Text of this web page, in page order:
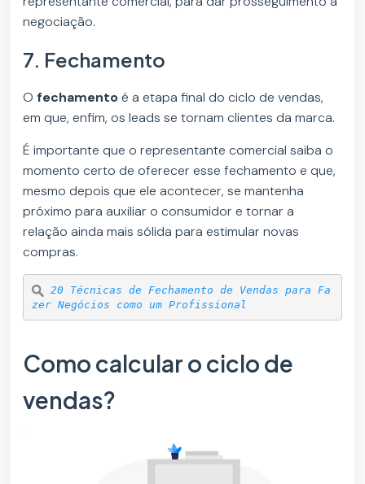
negociação.
7. Fechamento
O fechamentoé a etapa final do ciclo de vendas,
em que, enfim, os leads se tornam clientes da marca.
É importante que o representante comercial saiba o
momento certo de oferecer esse fechamento e que,
mesmo depois que ele acontecer, se mantenha
próximo para auxiliar o consumidor e tornar a
relação ainda mais sólida para estimular novas
compras.
20 Técnicas de Fechamento de Vendas para Fa
zer Negócios como um Profissional
Como calcular o ciclo de
vendas?